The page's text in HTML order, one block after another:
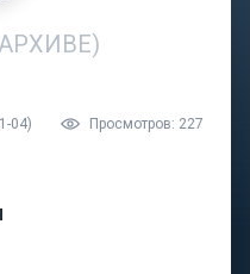
04) Просмотров: 227